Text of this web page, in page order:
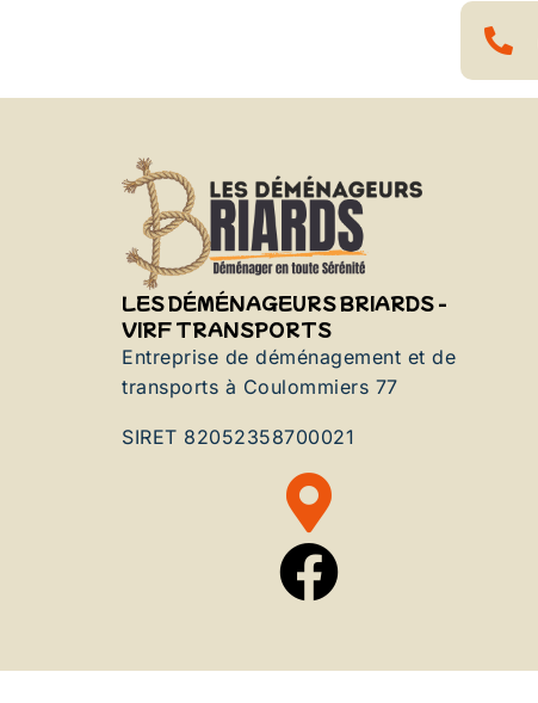
LES DÉMÉNAGEURS BRIARDS -
VIRF TRANSPORTS
Entreprise de déménagement et de
transports à Coulommiers 77
SIRET 82052358700021